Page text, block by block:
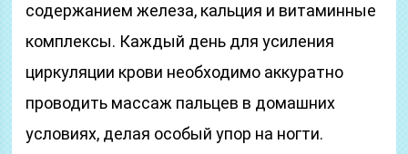
содержанием железа, кальция и витаминные
комплексы. Каждый день для усиления
циркуляции крови необходимо аккуратно
проводить массаж пальцев в домашних
условиях, делая особый упор на ногти.